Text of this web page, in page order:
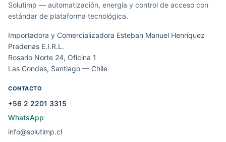
Solutimp — automatización, energía y control de acceso con
estándar de plataforma tecnológica.
Importadora y Comercializadora Esteban Manuel Henríquez
Pradenas E.I.R.L.
Rosario Norte 24, Oficina 1
Las Condes, Santiago — Chile
CONTACTO
+56 2 2201 3315
WhatsApp
info@solutimp.cl